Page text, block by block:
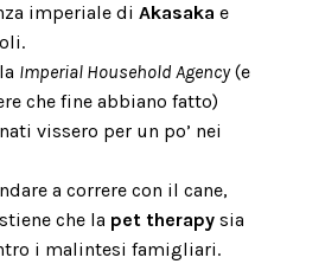
imperiale di Akasaka e
Imperial Household Agency(e
che fine abbiano fatto)
vissero per un po’ nei
a correre con il cane,
che la pet therapy sia
i malintesi famigliari.